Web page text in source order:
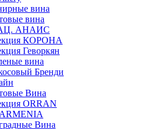
вина
вина
АНАИС
КОРОНА
Геворкян
вина
Бренди
Вина
ORRAN
Вина